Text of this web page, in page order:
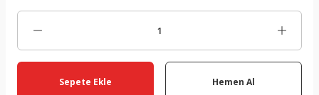
Sepete Ekle Hemen Al